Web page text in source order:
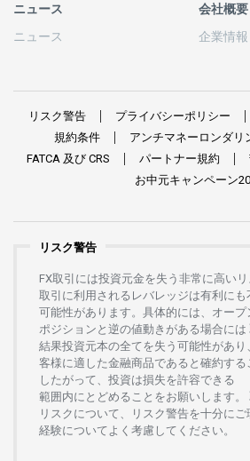
ニュース
ニュース
会社概要
企業情報
リスク警告 プライバシーポリシー
規約条件
アンチマネーロンダリ
FATCA 及び CRS パートナー規約
お中元キャンペーン
リスク警告
FX取引には投資元金を失う 非常に高い
取引に利用さ れる レバレッジは有利にも
可能性があります。 具体的には、 オープ
ポジションと 逆の値動きがある場合には
結果投資元本の全てを失う 可能性があり
客様に適した金融商品であると 確約する
したがって、 投資は損失を許容できる
範囲内にとどめることをお願いします 。
リスクについて、
リスク警告を十分に ご
経験について よく 考慮してください。